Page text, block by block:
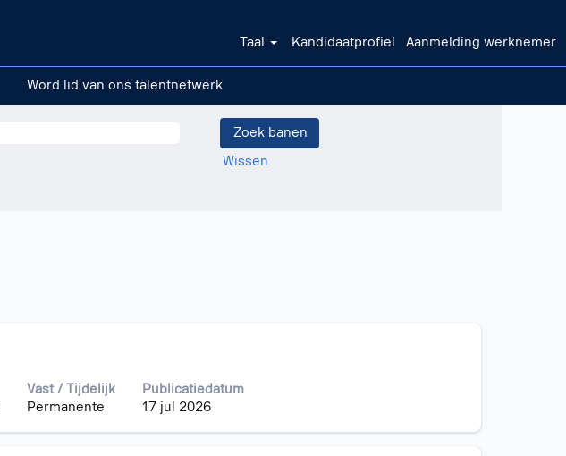
Taal Kandidaatprofiel Aanmelding werknemer
Word lid van ons talentnetwerk
Wissen
Vast / Tijdelijk
Permanente
Publicatiedatum
17 jul 2026